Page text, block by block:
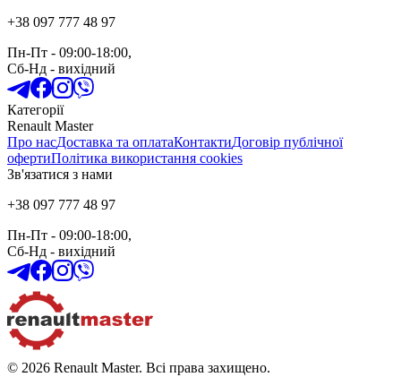
+38 097 777 48 97
Пн-Пт - 09:00-18:00,
Сб-Нд - вихідний
Категорії
Renault Master
Про насДоставка та оплатаКонтактиДоговір публічної
офертиПолітика використання cookies
Зв'язатися з нами
+38 097 777 48 97
Пн-Пт - 09:00-18:00,
Сб-Нд - вихідний
© 2026 Renault Master. Всі права захищено.